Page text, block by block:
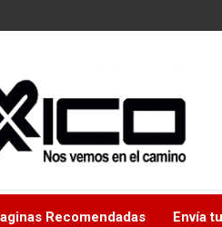
Recomendadas Envía